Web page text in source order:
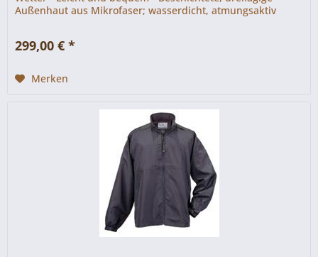
Außenhaut aus Mikrofaser; wasserdicht, atmungsaktiv
299,00 € *
Merken